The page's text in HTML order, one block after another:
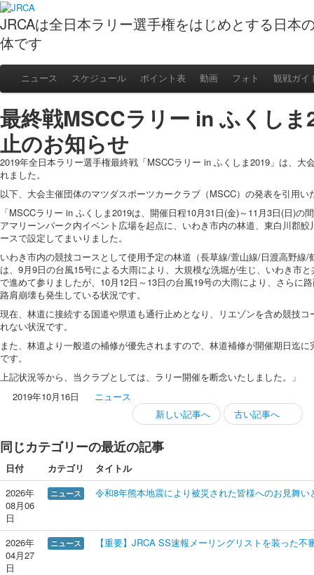
JRCAは全日本ラリー選手権をはじめとする日本
体です
ニュース スケジュール ポイント表 動画 フォト 観戦ガ
最終戦MSCCラリー in ふくしま
止のお知らせ
2019年全日本ラリー選手権最終戦「MSCCラリー in ふくしま2019」は、大
れました。
以下、大会主催団体のマツダスポーツカークラブ（MSCC）の発表を引用い
「MSCCラリー in ふくしま2019は、開催日程10月31日(金)～11月3日(日)の
アマリーンパーク内イベント広場を起点に、いわき市内の林道、東白川郡
ースで設定してまいりました。
いわき市内の競技コースとして使用予定の林道（長草線/萱山線/日渡高野線
は、9月9日の台風15号による大雨により、大規模な洗堀が生じ、いわき市
で進めて参りましたが、10月12日～13日の台風19号の大雨により、さらに
路肩崩壊も発生している状況です。
現在、林道に接続する国道や県道も通行止めとなり、リエゾンを含め競技
れない状況です。
また、林道より一般道の補修が優先されますので、林道補修が開催期日迄
です。
上記状況等から、当クラブとしては、ラリー開催を断念いたしました。」
2019年10月16日
ニュース
新しい記事へ
古い記事へ
同じカテゴリーの最近の記事
日付 カテゴリ
タイトル
2026年
08月06
日
ニュース 令和8年熊本地震により被災された皆様へのお見舞い
2026年
04月27
日
ニュース 【重要】JRCA SS速報メーリングリストを装った不